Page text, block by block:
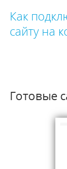
Как
сайту на
Готовые